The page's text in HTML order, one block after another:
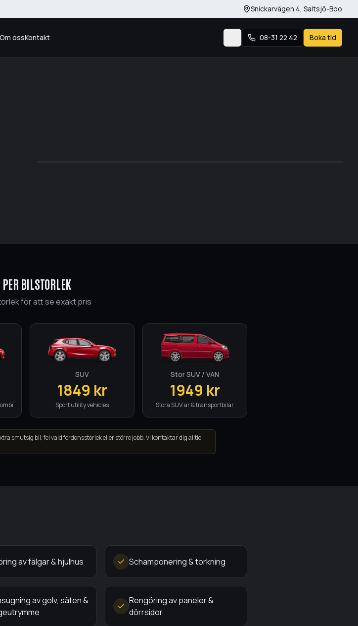
Snickarvägen 4, Saltsjö-Boo
Om ossKontakt Byt tema08-31 22 42 Boka tid
BILSTORLEK
för att se exakt pris
SUV
1849 kr
Sport utility vehicles
Stor SUV / VAN
1949 kr
Stora SUV:ar & transportbilar
smutsig bil, fel vald fordonsstorlek eller större jobb. Vi kontaktar dig alltid
av fälgar & hjulhus Schamponering & torkning
av golv, säten &
Rengöring av paneler &
dörrsidor